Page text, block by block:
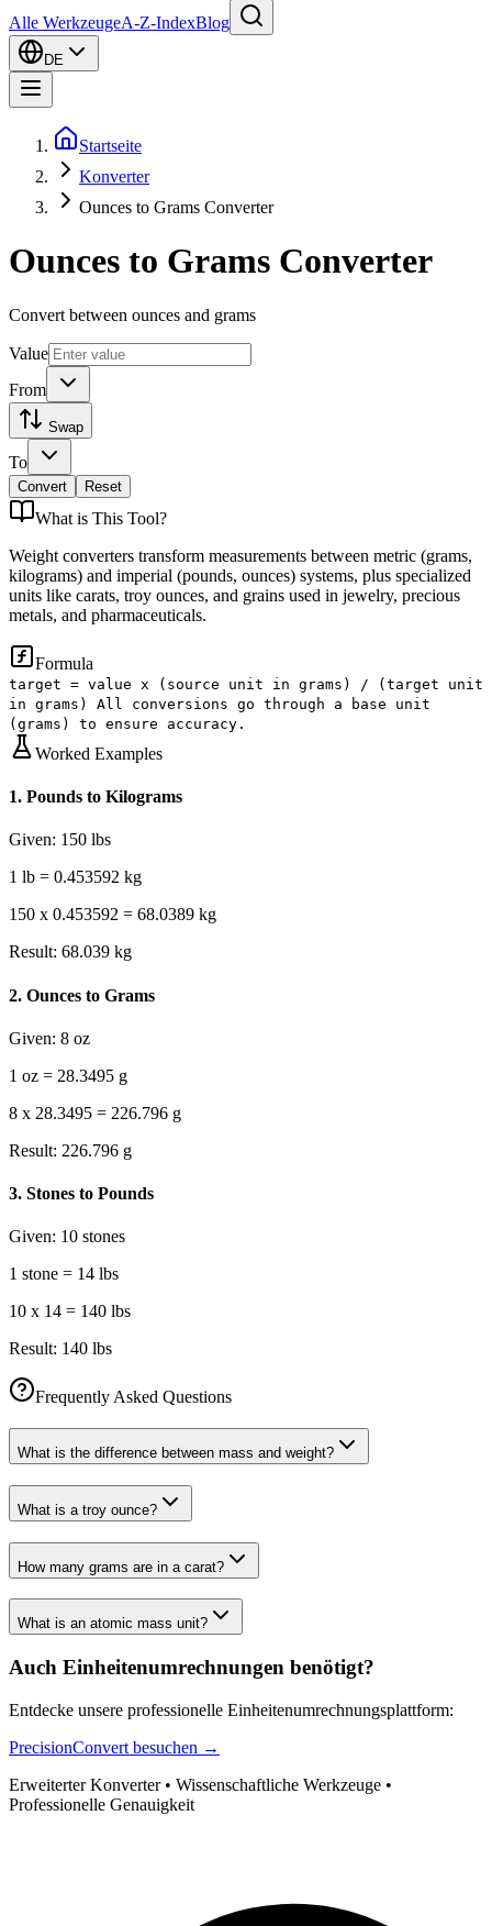
Alle WerkzeugeA-Z-IndexBlog
DE
Startseite
Konverter
Ounces to Grams Converter
Ounces to Grams Converter
Convert between ounces and grams
Value
From
Swap
To
Convert Reset
What is This Tool?
Weight converters transform measurements between metric (grams,
kilograms) and imperial (pounds, ounces) systems, plus specialized
units like carats, troy ounces, and grains used in jewelry, precious
metals, and pharmaceuticals.
Formula
target = value x (source unit in grams) / (target unit
in grams) All conversions go through a base unit
(grams) to ensure accuracy.
Worked Examples
1. Pounds to Kilograms
Given: 150 lbs
1 lb = 0.453592 kg
150 x 0.453592 = 68.0389 kg
Result: 68.039 kg
2. Ounces to Grams
Given: 8 oz
1 oz = 28.3495 g
8 x 28.3495 = 226.796 g
Result: 226.796 g
3. Stones to Pounds
Given: 10 stones
1 stone = 14 lbs
10 x 14 = 140 lbs
Result: 140 lbs
Frequently Asked Questions
What is the difference between mass and weight?
What is a troy ounce?
How many grams are in a carat?
What is an atomic mass unit?
Auch Einheitenumrechnungen benötigt?
Entdecke unsere professionelle Einheitenumrechnungsplattform:
PrecisionConvert besuchen →
Erweiterter Konverter • Wissenschaftliche Werkzeuge •
Professionelle Genauigkeit